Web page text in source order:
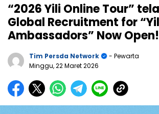
“2026 Yili Online Tour”
Global Recruitment for
Ambassadors” Now Open!
Tim Persda Network
- Pewarta
Minggu, 22 Maret 2026